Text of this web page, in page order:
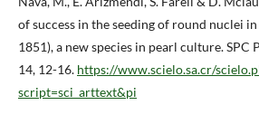
of success in the seeding of round nuclei
1851), a new species in pearl culture. SPC
14, 12-16. https://www.scielo.sa.cr/
script=sci_arttext&pi